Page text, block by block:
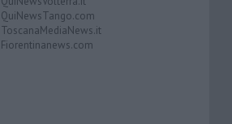
QuiNewsTango.com
ToscanaMediaNews.it
Fiorentinanews.com